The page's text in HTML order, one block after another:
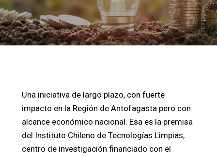
Una iniciativa de largo plazo, con fuerte
impacto en la Región de Antofagasta pero con
alcance económico nacional. Esa es la premisa
del Instituto Chileno de Tecnologías Limpias,
centro de investigación financiado con el